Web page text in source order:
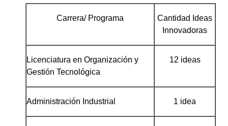
Carrera/ Programa
Cantidad Ideas
Innovadoras
Licenciatura en Organización y
Gestión Tecnológica
12 ideas
Administración Industrial 1 idea